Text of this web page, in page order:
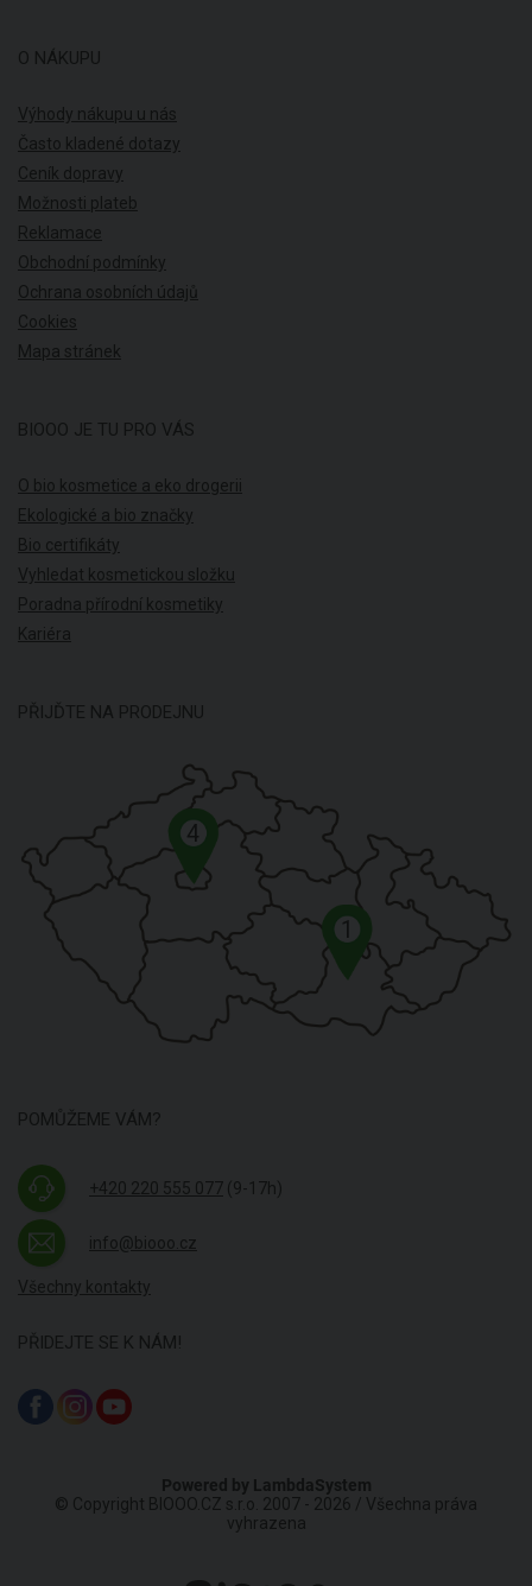
O NÁKUPU
Výhody nákupu u nás
Často kladené dotazy
Ceník dopravy
Možnosti plateb
Reklamace
Obchodní podmínky
Ochrana osobních údajů
Cookies
Mapa stránek
BIOOO JE TU PRO VÁS
O bio kosmetice a eko drogerii
Ekologické a bio značky
Bio certifikáty
Vyhledat kosmetickou složku
Poradna přírodní kosmetiky
Kariéra
PŘIJĎTE NA PRODEJNU
1
4
POMŮŽEME VÁM?
+420 220 555 077 (9-17h)
info@biooo.cz
Všechny kontakty
PŘIDEJTE SE K NÁM!
Powered by LambdaSystem
© Copyright BIOOO.CZ s.r.o. 2007 - 2026 / Všechna práva
vyhrazena